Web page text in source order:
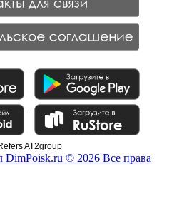
AT2group
© 2026 Все права